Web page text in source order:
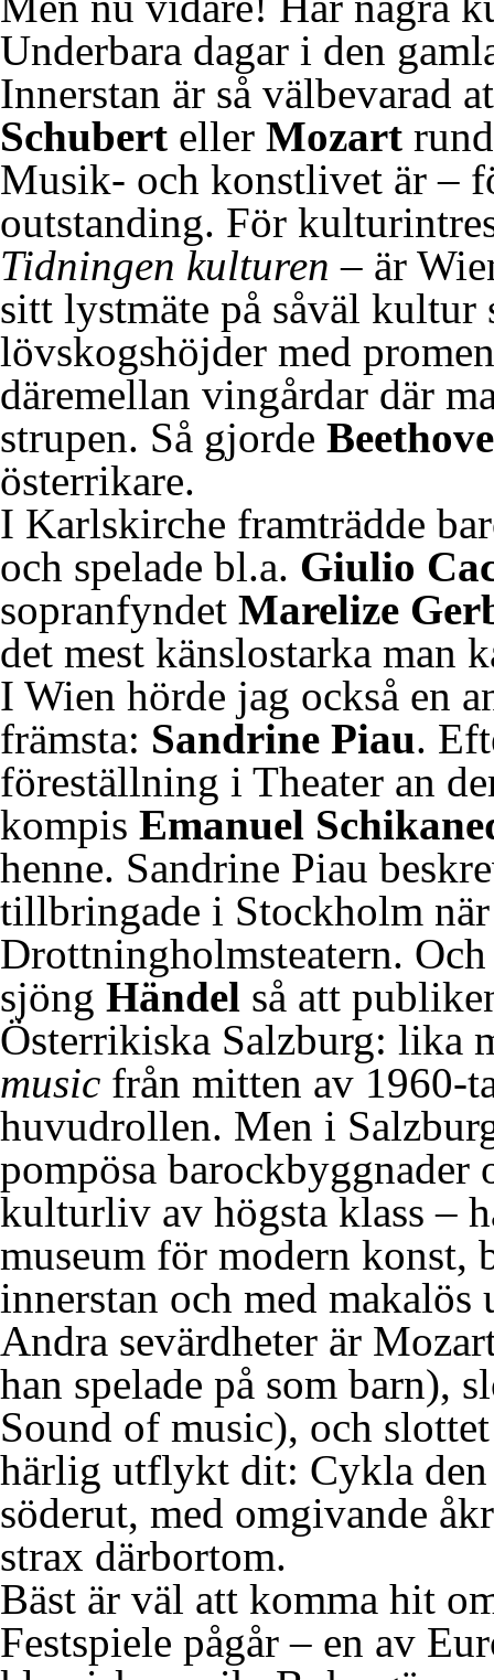
Underbara dagar i den
Innerstan är så välbevarad
Schubert eller Mozart
Musik- och konstlivet är –
outstanding. För
Tidningen kulturen – är
sitt lystmäte på såväl kultur
lövskogshöjder med
däremellan vingårdar där
strupen. Så gjorde
österrikare.
I Karlskirche framträdde
och spelade bl.a. Giulio
sopranfyndet Marelize
det mest känslostarka man
I Wien hörde jag också en
främsta: Sandrine Piau.
föreställning i Theater an
kompis Emanuel
henne. Sandrine Piau
tillbringade i Stockholm
Drottningholmsteatern.
sjöng Händel så att
Österrikiska Salzburg: lika
music från mitten av 1960-
huvudrollen. Men i
pompösa
kulturliv av högsta klass –
museum för modern konst,
innerstan och med
Andra sevärdheter är
han spelade på som barn),
Sound of music), och
härlig utflykt dit: Cykla
söderut, med omgivande
strax därbortom.
Bäst är väl att komma hit
Festspiele pågår – en av